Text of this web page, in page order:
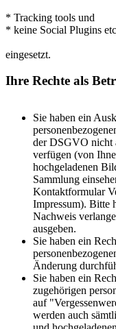
* Tracking tools und
* keine Social Plugins
eingesetzt.
Ihre Rechte als
Sie haben ein
der DSGVO nicht
verfügen (von
hochgeladenen
Sammlung
Kontaktformular
Impressum). Bitte
Nachweis
ausgeben.
Sie haben ein
Änderung
Sie haben ein
zugehörigen
auf
werden auch